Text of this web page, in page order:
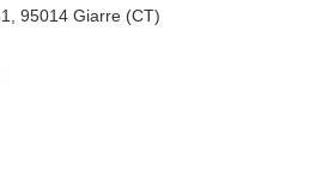
95014 Giarre (CT)